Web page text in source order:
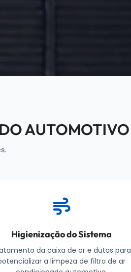
AUTOMOTIVO
Higienização do Sistema
da caixa de ar e dutos para
a limpeza de filtro de ar